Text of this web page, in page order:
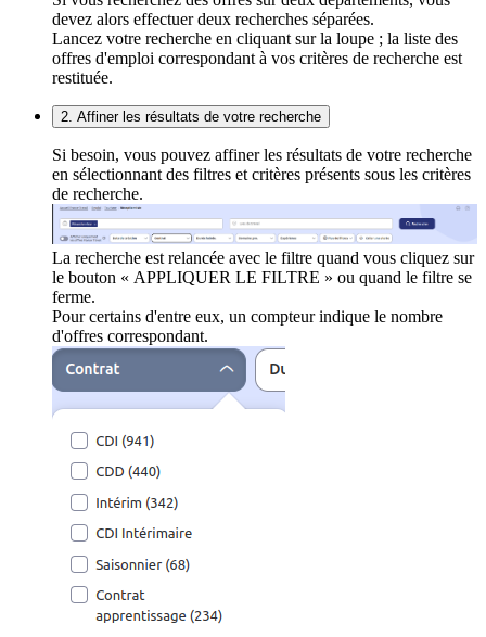
devez alors effectuer deux recherches séparées.
Lancez votre recherche en cliquant sur la loupe ; la liste des
offres d'emploi correspondant à vos critères de recherche est
restituée.
2. Affiner les résultats de votre recherche
Si besoin, vous pouvez affiner les résultats de votre recherche
en sélectionnant des filtres et critères présents sous les critères
de recherche.
La recherche est relancée avec le filtre quand vous cliquez sur
le bouton « APPLIQUER LE FILTRE » ou quand le filtre se
ferme.
Pour certains d'entre eux, un compteur indique le nombre
d'offres correspondant.